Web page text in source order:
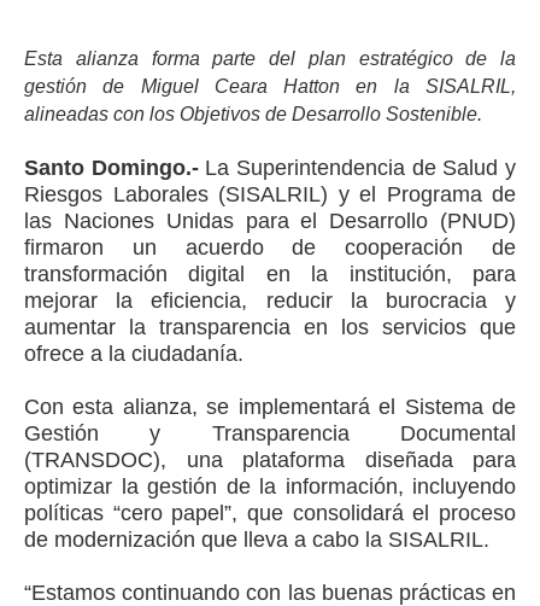
Esta alianza forma parte del plan estratégico de la
gestión de Miguel Ceara Hatton en la SISALRIL,
alineadas con los Objetivos de Desarrollo Sostenible.
Santo Domingo.- La Superintendencia de Salud y
Riesgos Laborales (SISALRIL) y el Programa de
las Naciones Unidas para el Desarrollo (PNUD)
firmaron un acuerdo de cooperación de
transformación digital en la institución, para
mejorar la eficiencia, reducir la burocracia y
aumentar la transparencia en los servicios que
ofrece a la ciudadanía.
Con esta alianza, se implementará el Sistema de
Gestión y Transparencia Documental
(TRANSDOC), una plataforma diseñada para
optimizar la gestión de la información, incluyendo
políticas “cero papel”, que consolidará el proceso
de modernización que lleva a cabo la SISALRIL.
“Estamos continuando con las buenas prácticas en